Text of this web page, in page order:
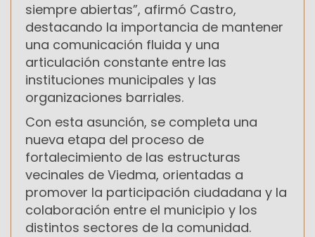
siempre abiertas”, afirmó Castro,
destacando la importancia de mantener
una comunicación fluida y una
articulación constante entre las
instituciones municipales y las
organizaciones barriales.
Con esta asunción, se completa una
nueva etapa del proceso de
fortalecimiento de las estructuras
vecinales de Viedma, orientadas a
promover la participación ciudadana y la
colaboración entre el municipio y los
distintos sectores de la comunidad.